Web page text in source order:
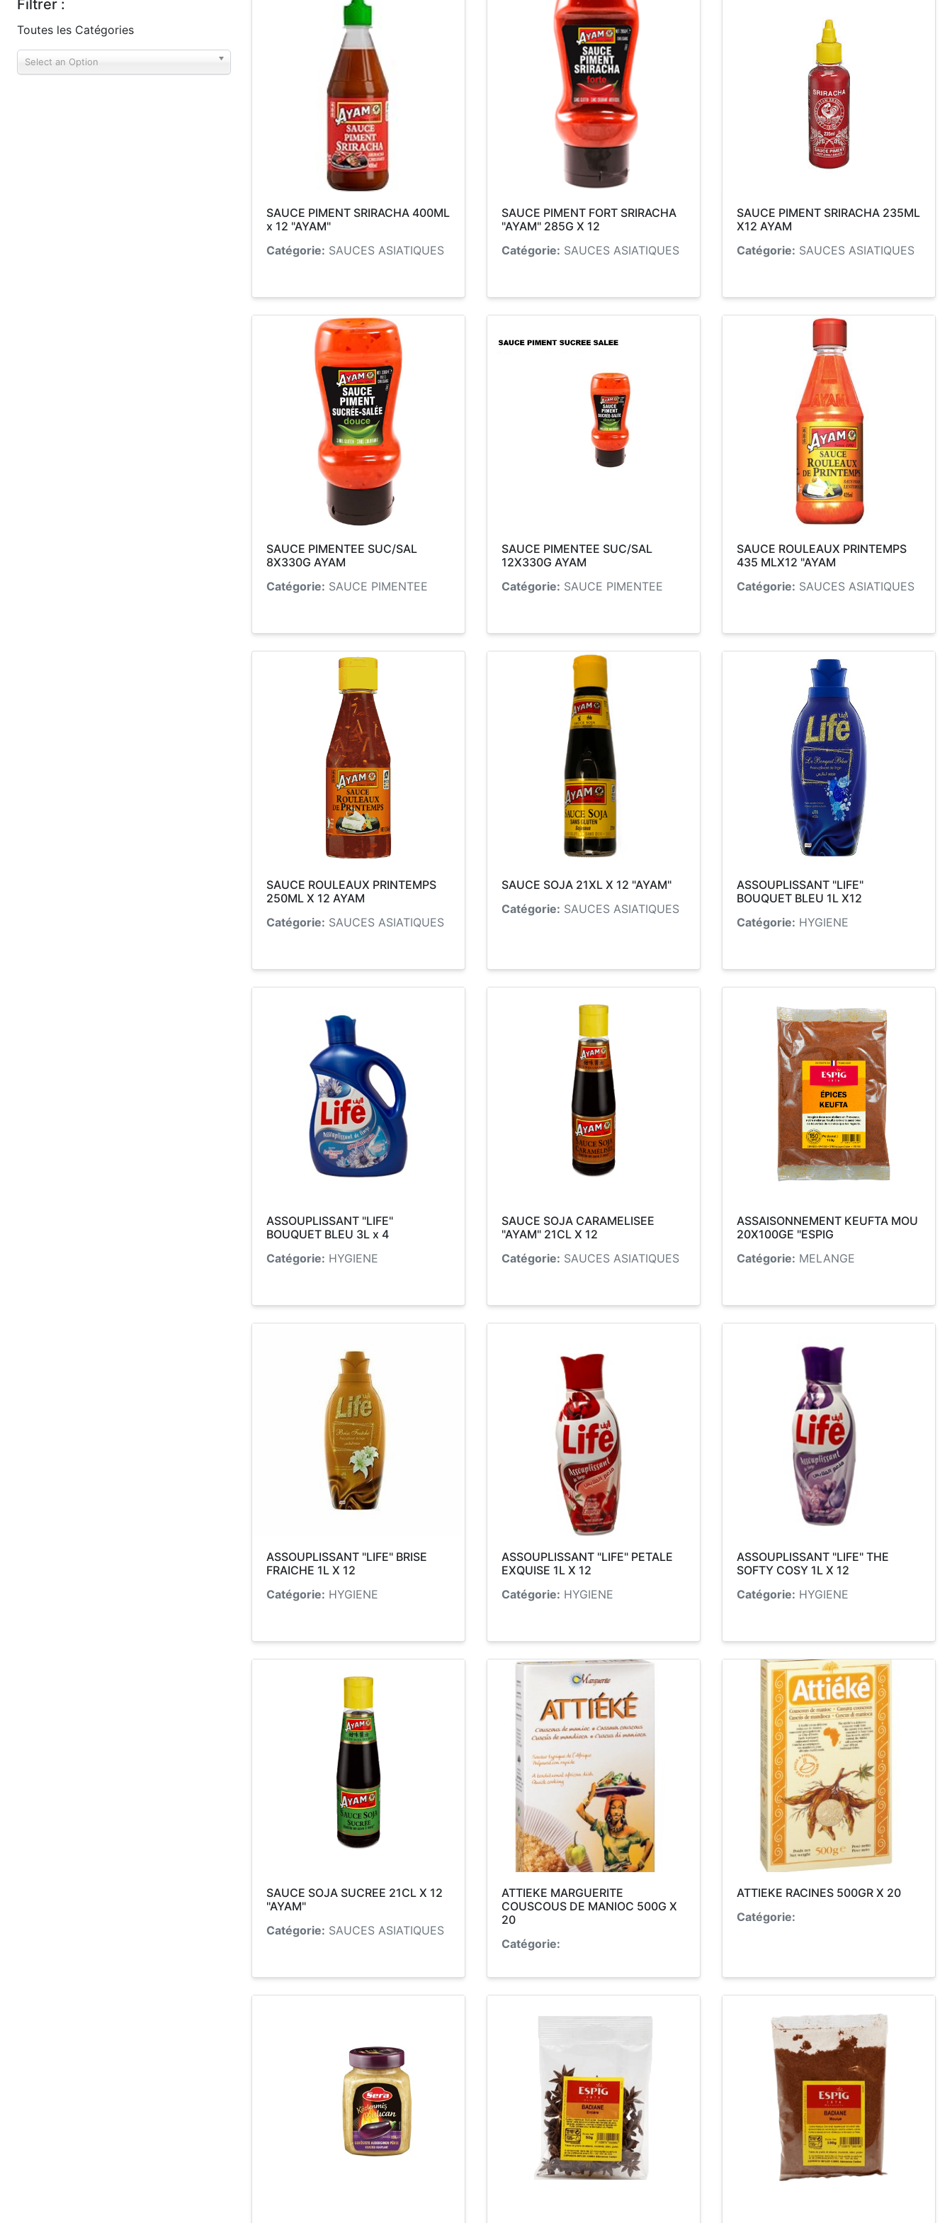
Filtrer :
Toutes les Catégories
Select an Option
SAUCE PIMENT SRIRACHA 400ML
x 12 "AYAM"
Catégorie: SAUCES ASIATIQUES
SAUCE PIMENT FORT SRIRACHA
"AYAM" 285G X 12
Catégorie: SAUCES ASIATIQUES
SAUCE PIMENT SRIRACHA 235ML
X12 AYAM
Catégorie: SAUCES ASIATIQUES
SAUCE PIMENTEE SUC/SAL
8X330G AYAM
Catégorie: SAUCE PIMENTEE
SAUCE PIMENTEE SUC/SAL
12X330G AYAM
Catégorie: SAUCE PIMENTEE
SAUCE ROULEAUX PRINTEMPS
435 MLX12 "AYAM
Catégorie: SAUCES ASIATIQUES
SAUCE ROULEAUX PRINTEMPS
250ML X 12 AYAM
Catégorie: SAUCES ASIATIQUES
SAUCE SOJA 21XL X 12 "AYAM"
Catégorie: SAUCES ASIATIQUES
ASSOUPLISSANT "LIFE"
BOUQUET BLEU 1L X12
Catégorie: HYGIENE
ASSOUPLISSANT "LIFE"
BOUQUET BLEU 3L x 4
Catégorie: HYGIENE
SAUCE SOJA CARAMELISEE
"AYAM" 21CL X 12
Catégorie: SAUCES ASIATIQUES
ASSAISONNEMENT KEUFTA MOU
20X100GE "ESPIG
Catégorie: MELANGE
ASSOUPLISSANT "LIFE" BRISE
FRAICHE 1L X 12
Catégorie: HYGIENE
ASSOUPLISSANT "LIFE" PETALE
EXQUISE 1L X 12
Catégorie: HYGIENE
ASSOUPLISSANT "LIFE" THE
SOFTY COSY 1L X 12
Catégorie: HYGIENE
SAUCE SOJA SUCREE 21CL X 12
"AYAM"
Catégorie: SAUCES ASIATIQUES
ATTIEKE MARGUERITE
COUSCOUS DE MANIOC 500G X
20
Catégorie:
ATTIEKE RACINES 500GR X 20
Catégorie: